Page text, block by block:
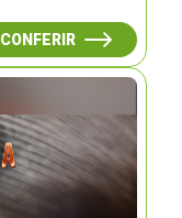
CONFERIR